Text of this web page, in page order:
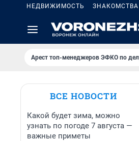
НЕДВИЖИМОСТЬ ЗНАКОМСТВА
Арест топ-менеджеров ЭФКО по
ВСЕ НОВОСТИ
Какой будет зима, можно
узнать по погоде 7 августа —
важные приметы